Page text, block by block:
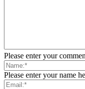
Please enter your
Please enter your name